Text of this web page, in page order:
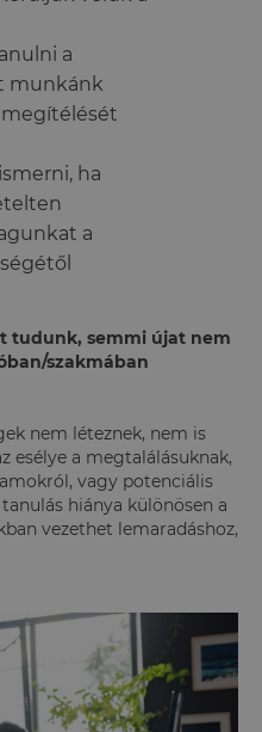
a
munkánk
ha
a
tudunk, semmi újat nem
szakmában
nem léteznek, nem is
esélye a megtalálásuknak,
vagy potenciális
hiánya különösen a
vezethet lemaradáshoz,